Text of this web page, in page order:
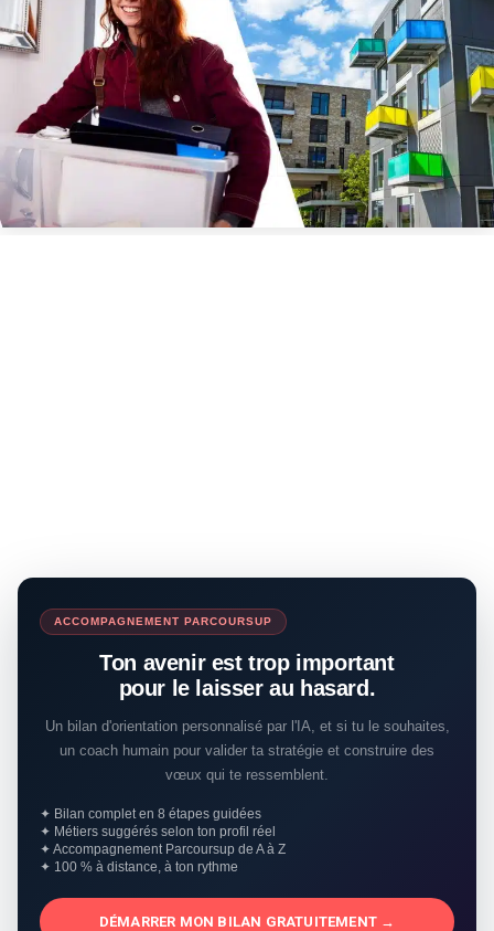
ACCOMPAGNEMENT PARCOURSUP
Ton avenir est trop important
pour le laisser au hasard.
Un bilan d'orientation personnalisé par l'IA, et si tu le souhaites,
un coach humain pour valider ta stratégie et construire des
vœux qui te ressemblent.
✦ Bilan complet en 8 étapes guidées
✦ Métiers suggérés selon ton profil réel
✦ Accompagnement Parcoursup de A à Z
✦ 100 % à distance, à ton rythme
DÉMARRER MON BILAN GRATUITEMENT →